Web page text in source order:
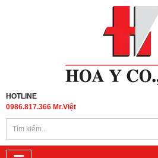
HOTLINE
0986.817.366 Mr.Việt